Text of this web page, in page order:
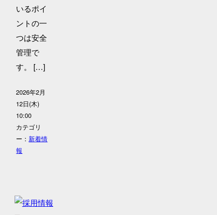
いるポイ
ントの一
つは安全
管理で
す。 […]
2026年2月
12日(木)
10:00
カテゴリ
ー： 新着情
報